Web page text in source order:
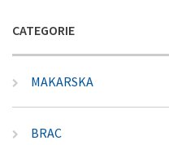
CATEGORIE
MAKARSKA
BRAC